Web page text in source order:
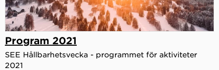
Program 2021
SEE Hållbarhetsvecka - programmet för aktiviteter
2021